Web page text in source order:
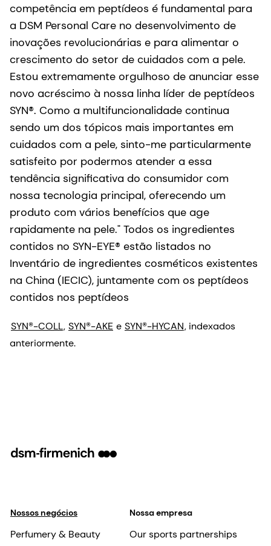
competência em peptídeos é fundamental para
a DSM Personal Care no desenvolvimento de
inovações revolucionárias e para alimentar o
crescimento do setor de cuidados com a pele.
Estou extremamente orgulhoso de anunciar esse
novo acréscimo à nossa linha líder de peptídeos
SYN®. Como a multifuncionalidade continua
sendo um dos tópicos mais importantes em
cuidados com a pele, sinto-me particularmente
satisfeito por podermos atender a essa
tendência significativa do consumidor com
nossa tecnologia principal, oferecendo um
produto com vários benefícios que age
rapidamente na pele." Todos os ingredientes
contidos no SYN-EYE® estão listados no
Inventário de ingredientes cosméticos existentes
na China (IECIC), juntamente com os peptídeos
contidos nos peptídeos
SYN®-COLL, SYN®-AKE e SYN®-HYCAN, indexados
anteriormente.
Nossos negócios
Perfumery & Beauty
Nossa empresa
Our sports partnerships